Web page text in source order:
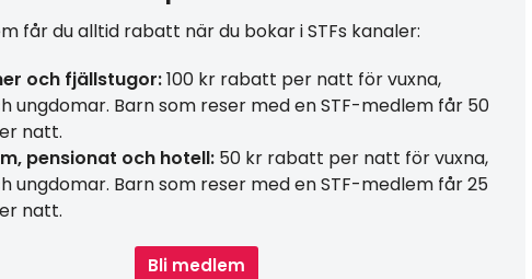
får du alltid rabatt när du bokar i STFs kanaler:
och fjällstugor:100 kr rabatt per natt för vuxna,
ungdomar. Barn som reser med en STF-medlem får 50
natt.
pensionat och hotell: 50 kr rabatt per natt för vuxna,
ungdomar. Barn som reser med en STF-medlem får 25
natt.
Bli medlem